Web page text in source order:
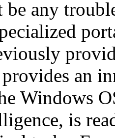
any
an
Windows
is